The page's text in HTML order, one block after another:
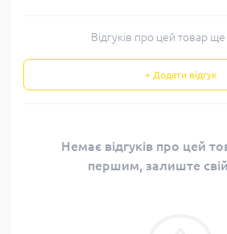
Відгуків про цей товар
+ Додати відгук
Немає відгуків про цей
першим, залиште свій